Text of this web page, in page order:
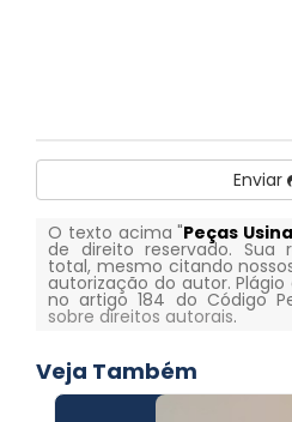
Enviar
O texto acima "Peças
de direito reservado. Sua
total, mesmo citando
autorização do autor.
no artigo 184 do Código
sobre direitos autorais.
Veja Também